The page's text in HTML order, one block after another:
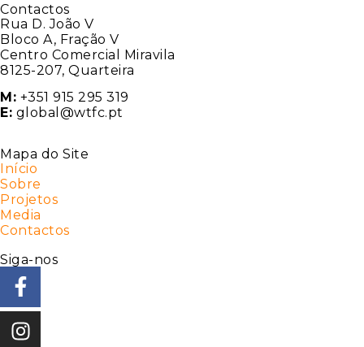
Contactos
Rua D. João V
Bloco A, Fração V
Centro Comercial Miravila
8125-207, Quarteira
M: +351 915 295 319
E: global@wtfc.pt
Mapa do Site
Início
Sobre
Projetos
Media
Contactos
Siga-nos